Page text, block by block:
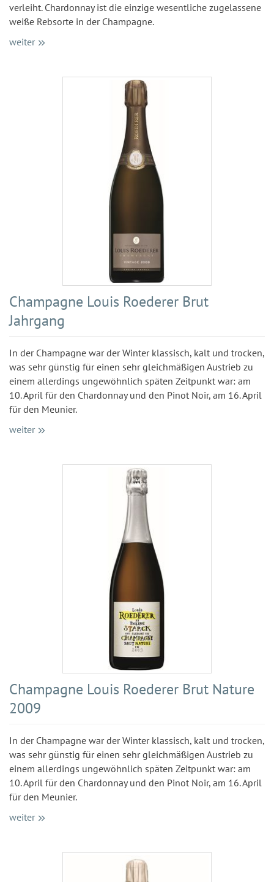
verleiht. Chardonnay ist die einzige wesentliche zugelassene
weiße Rebsorte in der Champagne.
weiter
Champagne Louis Roederer Brut
Jahrgang
In der Champagne war der Winter klassisch, kalt und trocken,
was sehr günstig für einen sehr gleichmäßigen Austrieb zu
einem allerdings ungewöhnlich späten Zeitpunkt war: am
10. April für den Chardonnay und den Pinot Noir, am 16. April
für den Meunier.
weiter
Champagne Louis Roederer Brut Nature
2009
In der Champagne war der Winter klassisch, kalt und trocken,
was sehr günstig für einen sehr gleichmäßigen Austrieb zu
einem allerdings ungewöhnlich späten Zeitpunkt war: am
10. April für den Chardonnay und den Pinot Noir, am 16. April
für den Meunier.
weiter